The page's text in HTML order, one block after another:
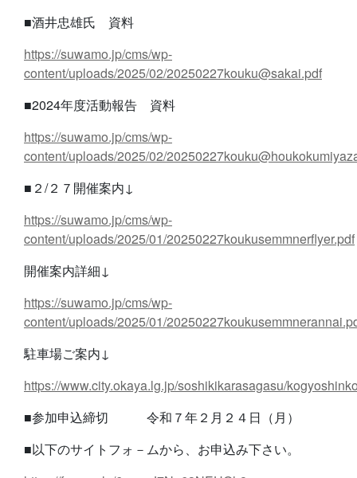
■酒井忠雄氏 資料
https://suwamo.jp/cms/wp-
content/uploads/2025/02/20250227kouku@sakai.pdf
■2024年度活動報告 資料
https://suwamo.jp/cms/wp-
content/uploads/2025/02/
■２/２７開催案内↓
https://suwamo.jp/cms/wp-
content/uploads/2025/01/20250227koukusemmnerflyer.pdf
開催案内詳細↓
https://suwamo.jp/cms/wp-
content/uploads/2025/01/
駐車場ご案内↓
https://www.city.okaya.lg.jp/soshikikarasagasu/
■参加申込締切 令和７年２月２４日（月）
■以下のサイトフォ－ムから、お申込み下さい。